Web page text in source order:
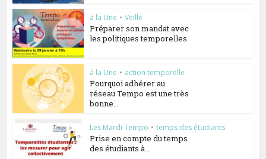
à la Une • Veille
Préparer son mandat avec
les politiques temporelles
à la Une • action temporelle
Pourquoi adhérer au
réseau Tempo est une très
bonne...
Les Mardi Tempo • temps des étudiants
Prise en compte du temps
des étudiants à...